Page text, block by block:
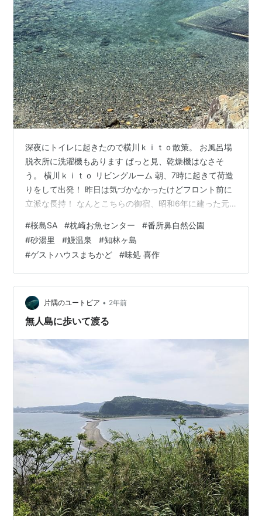
深夜にトイレに起きたので横川ｋｉｔｏ散策。 お風呂場
脱衣所に洗濯機もあります ぱっと見、乾燥機はなさそ
う。 横川ｋｉｔｏ リビングルーム 朝、7時に起きて荷造
りをして出発！ 昨日は気づかなかったけどフロント前に
立派な長持！ なんとこちらの御宿、昭和6年に建った元
方が食べきれないので…と食材をくださいました。出発
時に何度もお気をつけて…とお声がけいただき、いろん
な意味でありがとうございました。 横川ICから九州道に
乗って桜島SAで朝ごはん。 薩摩ゆかりの歴史上の人物の
顔はめパネルが10枚ほど並んでおりました 昨日ネットで
調べていたらレストランが…
#桜島SA #枕崎お魚センター #番所鼻自然公園
#砂湯里 #鰻温泉 #知林ヶ島
#ゲストハウスまちかど #味処 喜作
片隅のユートピア • 2年前
無人島に歩いて渡る